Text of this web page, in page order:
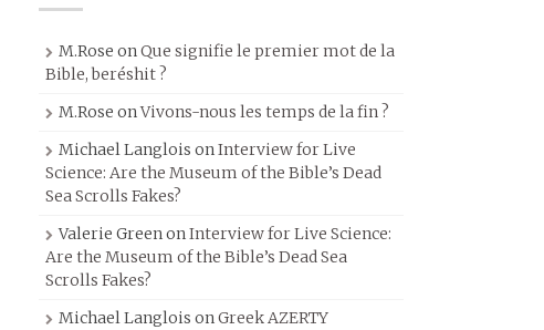
M.Rose onQue signifie le premier mot de la
Bible, beréshit ?
M.Rose onVivons-nous les temps de la fin ?
Michael Langlois onInterview for Live
Science: Are the Museum of the Bible’s Dead
Sea Scrolls Fakes?
Valerie GreenonInterview for Live Science:
Are the Museum of the Bible’s Dead Sea
Scrolls Fakes?
Michael Langlois onGreek AZERTY